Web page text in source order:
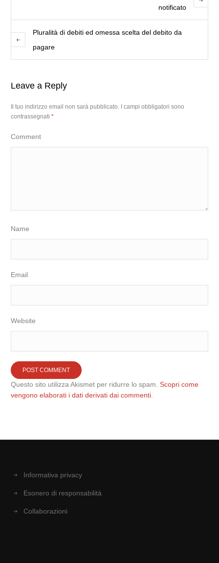
notificato
Pluralità di debiti ed omessa scelta del debito da
pagare
Leave a Reply
Il tuo indirizzo email non sarà pubblicato.
I campi obbligatori sono
contrassegnati*
Comment
Name
Email
Website
Questo sito utilizza Akismet per ridurre lo spam.Scopri come
vengono elaborati i dati derivati dai commenti
Informativa privacy
Esonero di responsabilità
Collaborazioni